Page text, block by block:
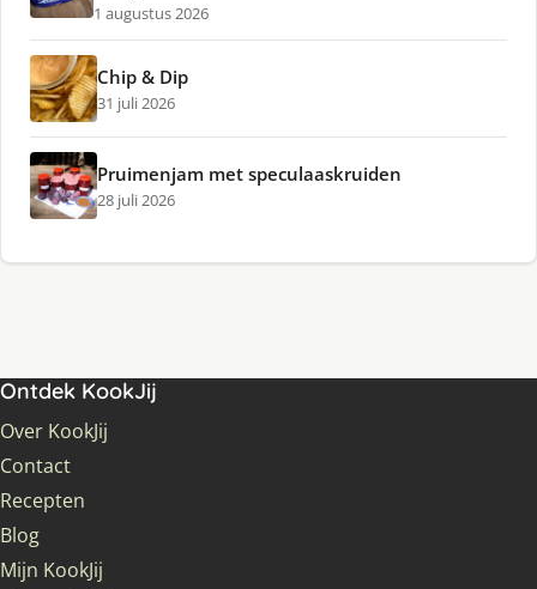
1 augustus 2026
Chip & Dip
31 juli 2026
Pruimenjam met speculaaskruiden
28 juli 2026
Ontdek KookJij
Over KookJij
Contact
Recepten
Blog
Mijn KookJij